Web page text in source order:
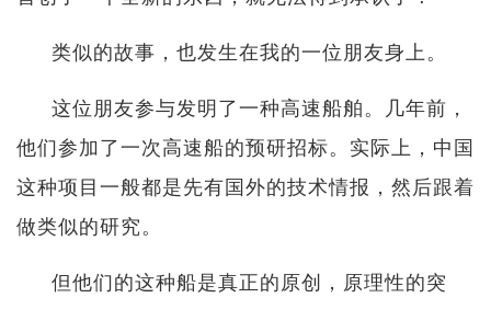
类似的故事，也发生在我的一位朋友身上。
这位朋友参与发明了一种高速船舶。几年前，
他们参加了一次高速船的预研招标。实际上，中国
这种项目一般都是先有国外的技术情报，然后跟着
做类似的研究。
但他们的这种船是真正的原创，原理性的突